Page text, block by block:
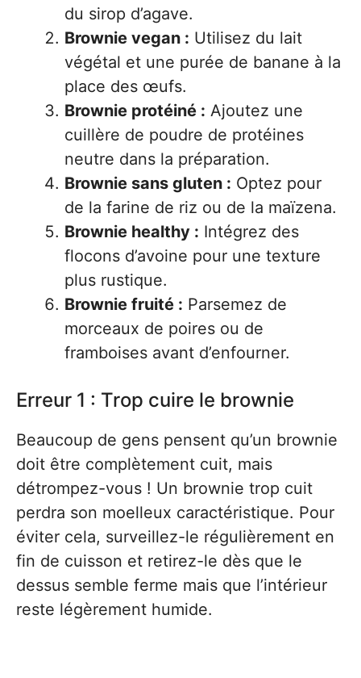
du sirop d’agave.
Brownie vegan : Utilisez du lait
végétal et une purée de banane à la
place des œufs.
Brownie protéiné : Ajoutez une
cuillère de poudre de protéines
neutre dans la préparation.
Brownie sans gluten : Optez pour
de la farine de riz ou de la maïzena.
Brownie healthy : Intégrez des
flocons d’avoine pour une texture
plus rustique.
Brownie fruité : Parsemez de
morceaux de poires ou de
framboises avant d’enfourner.
Erreur 1 : Trop cuire le brownie
Beaucoup de gens pensent qu’un brownie
doit être complètement cuit, mais
détrompez-vous ! Un brownie trop cuit
perdra son moelleux caractéristique. Pour
éviter cela, surveillez-le régulièrement en
fin de cuisson et retirez-le dès que le
dessus semble ferme mais que l’intérieur
reste légèrement humide.